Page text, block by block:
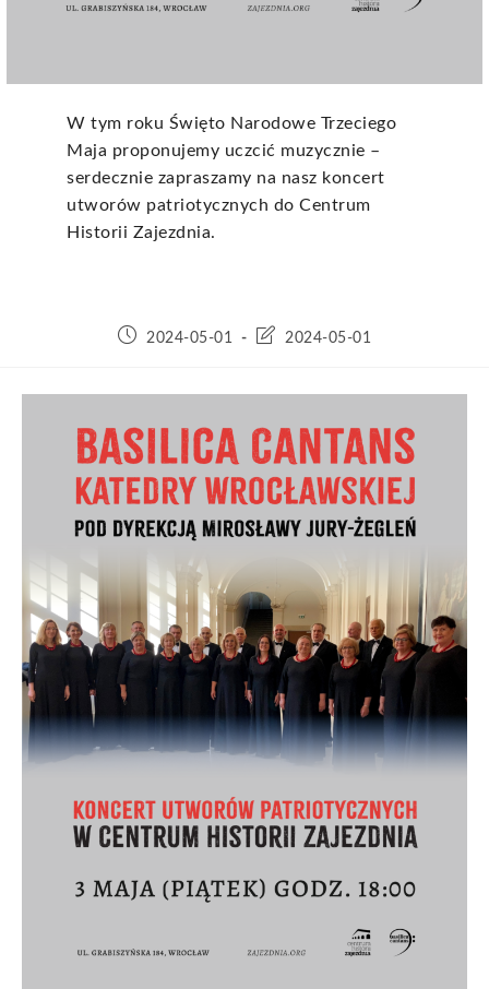
W tym roku Święto Narodowe Trzeciego
Maja proponujemy uczcić muzycznie –
serdecznie zapraszamy na nasz koncert
utworów patriotycznych do Centrum
Historii Zajezdnia.
2024-05-01 2024-05-01